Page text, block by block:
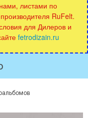
листами по
RuFelt.
для Дилеров и
fetrodizain.ru